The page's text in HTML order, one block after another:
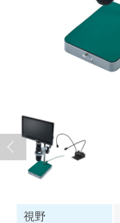
視野